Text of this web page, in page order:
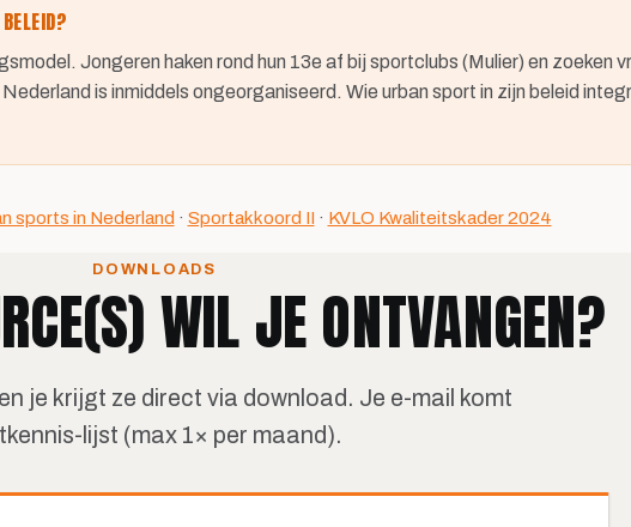
Jongeren haken rond hun 13e af bij sportclubs (Mulier) en zoeken
is inmiddels ongeorganiseerd. Wie urban sport in zijn beleid
sports in Nederland · Sportakkoord II · KVLO Kwaliteitskader 2024
DOWNLOADS
WIL JE ONTVANGEN?
je krijgt ze direct via download. Je e-mail komt
lijst (max 1× per maand).